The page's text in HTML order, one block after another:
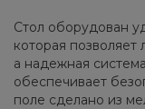
Стол оборудован
которая позволяет
а надежная
обеспечивает
поле сделано из